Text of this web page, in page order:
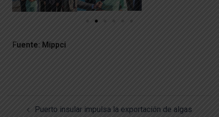
Fuente: Mippci
Puerto insular impulsa la exportación de algas